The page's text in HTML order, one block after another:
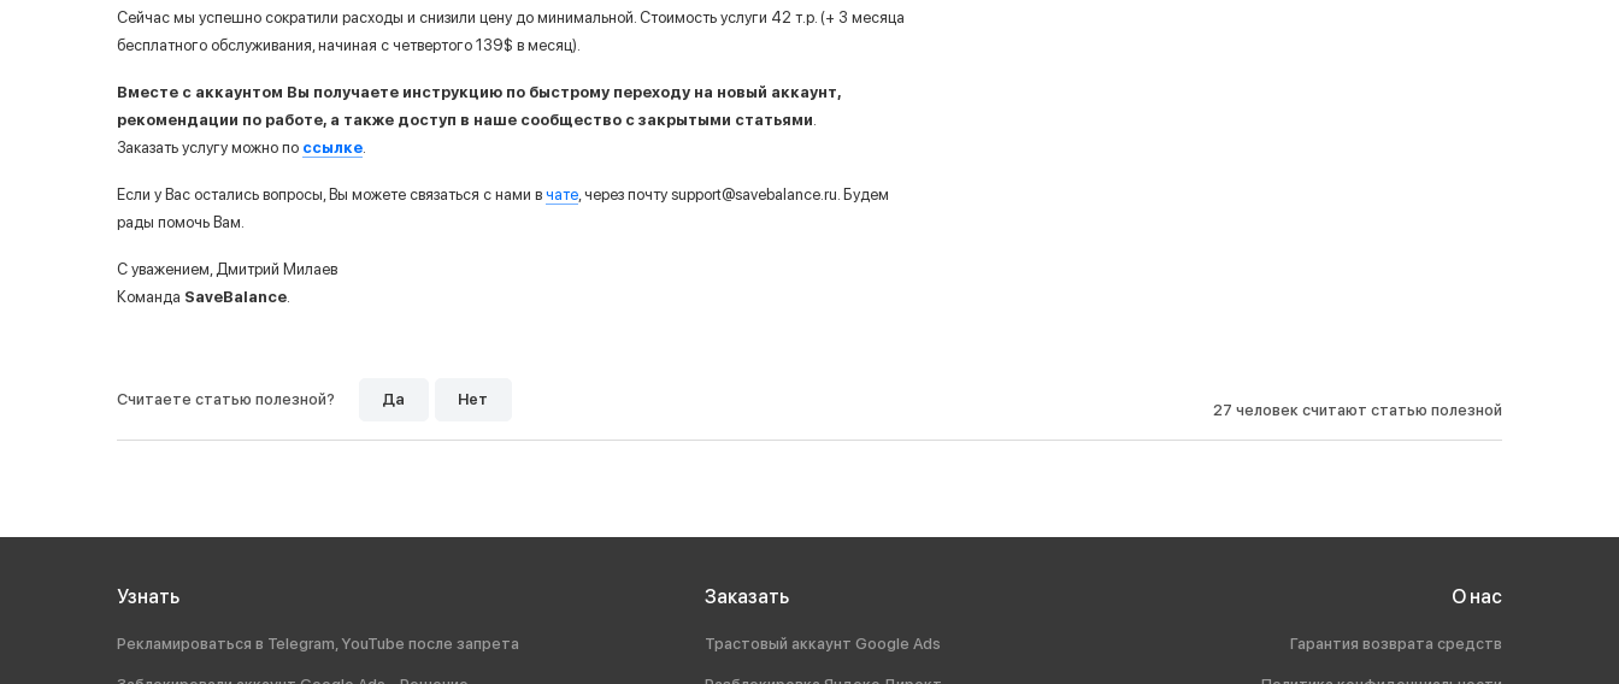
Сейчас мы успешно сократили расходы и снизили цену до минимальной. Стоимость услуги 42 т.р. (+ 3 месяца
бесплатного обслуживания, начиная с четвертого 139$ в месяц).
Вместе с аккаунтом Вы получаете инструкцию по быстрому переходу на новый аккаунт,
рекомендации по работе, а также доступ в наше сообщество с закрытыми статьями
Заказать услугу можно по ссылке
Если у Вас остались вопросы, Вы можете связаться с нами в чате , через почту support@savebalance.ru. Будем
рады помочь Вам.
С уважением, Дмитрий Милаев
Команда SaveBalance
Считаете статью полезной? Да Нет
27 человек считают статью полезной
Узнать
Рекламироваться в Telegram, YouTube после запрета
Заказать
Трастовый аккаунт Google Ads
О нас
Гарантия возврата средств